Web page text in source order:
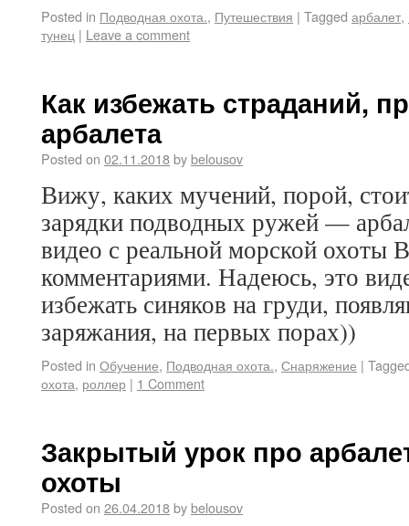
Posted in Подводная охота., Путешествия | Tagged арбалет,
тунец | Leave a comment
Как избежать страданий,
арбалета
Posted on 02.11.2018bybelousov
Вижу, каких мучений, порой,
зарядки подводных ружей —
видео с реальной морской охоты
комментариями. Надеюсь, это
избежать синяков на груди,
заряжания, на первых порах))
Posted in Обучение, Подводная охота., Снаряжение |
охота, роллер | 1 Comment
Закрытый урок про
охоты
Posted on 26.04.2018bybelousov